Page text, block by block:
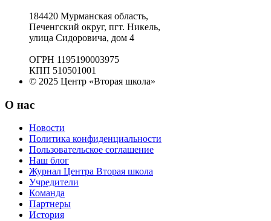
184420 Мурманская область,
Печенгский округ, пгт. Никель,
улица Сидоровича, дом 4
ОГРН 1195190003975
КПП 510501001
© 2025 Центр «Вторая школа»
О нас
Новости
Политика конфиденциальности
Пользовательское соглашение
Наш блог
Журнал Центра Вторая школа
Учредители
Команда
Партнеры
История